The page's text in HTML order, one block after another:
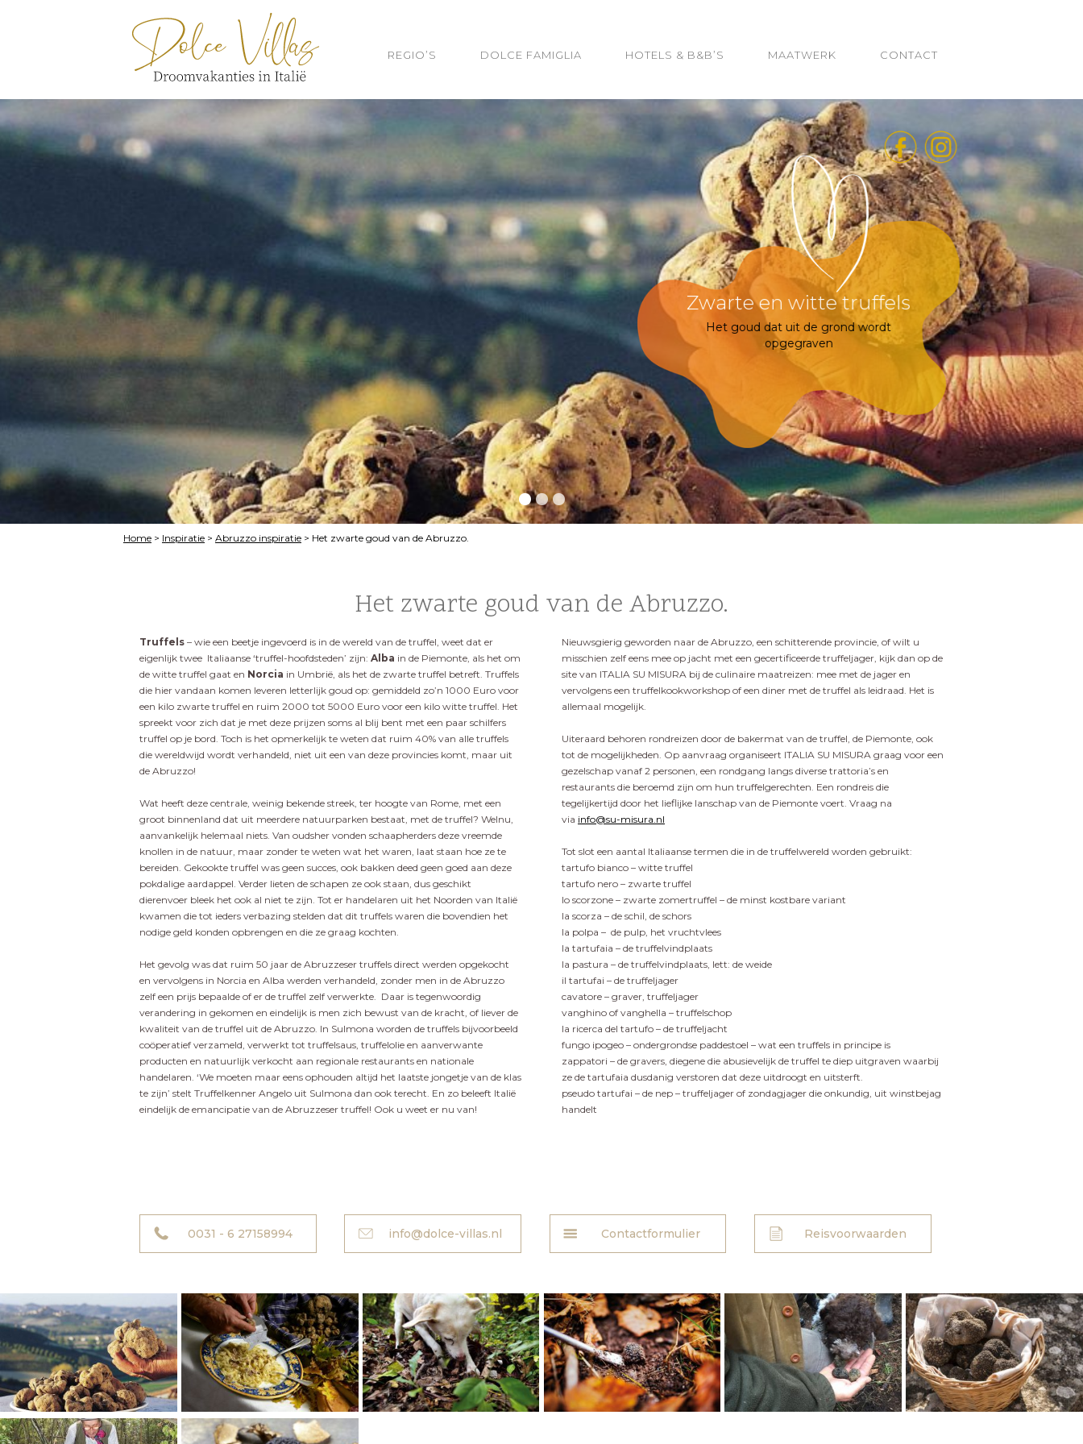
REGIO’S DOLCE FAMIGLIA HOTELS & B&B’S MAATWERK CONTACT
De truffelhond
de opvolger van het truffwlvarken
Home > Inspiratie > Abruzzo inspiratie > Het zwarte goud van de Abruzzo.
Het zwarte goud van de Abruzzo.
Truffels – wie een beetje ingevoerd is in de wereld van de truffel, weet dat er
eigenlijk twee Italiaanse ‘truffel-hoofdsteden’ zijn: Alba in de Piemonte, als het om
de witte truffel gaat en Norcia in Umbrië, als het de zwarte truffel betreft. Truffels
die hier vandaan komen leveren letterlijk goud op: gemiddeld zo’n 1000 Euro voor
een kilo zwarte truffel en ruim 2000 tot 5000 Euro voor een kilo witte truffel. Het
spreekt voor zich dat je met deze prijzen soms al blij bent met een paar schilfers
truffel op je bord. Toch is het opmerkelijk te weten dat ruim 40% van alle truffels
die wereldwijd wordt verhandeld, niet uit een van deze provincies komt, maar uit
de Abruzzo!
Wat heeft deze centrale, weinig bekende streek, ter hoogte van Rome, met een
groot binnenland dat uit meerdere natuurparken bestaat, met de truffel? Welnu,
aanvankelijk helemaal niets. Van oudsher vonden schaapherders deze vreemde
knollen in de natuur, maar zonder te weten wat het waren, laat staan hoe ze te
bereiden. Gekookte truffel was geen succes, ook bakken deed geen goed aan deze
pokdalige aardappel. Verder lieten de schapen ze ook staan, dus geschikt
dierenvoer bleek het ook al niet te zijn. Tot er handelaren uit het Noorden van Italië
kwamen die tot ieders verbazing stelden dat dit truffels waren die bovendien het
nodige geld konden opbrengen en die ze graag kochten.
Het gevolg was dat ruim 50 jaar de Abruzzeser truffels direct werden opgekocht
en vervolgens in Norcia en Alba werden verhandeld, zonder men in de Abruzzo
zelf een prijs bepaalde of er de truffel zelf verwerkte. Daar is tegenwoordig
verandering in gekomen en eindelijk is men zich bewust van de kracht, of liever de
kwaliteit van de truffel uit de Abruzzo. In Sulmona worden de truffels bijvoorbeeld
coöperatief verzameld, verwerkt tot truffelsaus, truffelolie en aanverwante
producten en natuurlijk verkocht aan regionale restaurants en nationale
handelaren. ‘We moeten maar eens ophouden altijd het laatste jongetje van de klas
te zijn’ stelt Truffelkenner Angelo uit Sulmona dan ook terecht. En zo beleeft Italië
eindelijk de emancipatie van de Abruzzeser truffel! Ook u weet er nu van!
Nieuwsgierig geworden naar de Abruzzo, een schitterende provincie, of wilt u
misschien zelf eens mee op jacht met een gecertificeerde truffeljager, kijk dan op de
site van ITALIA SU MISURA bij de culinaire maatreizen: mee met de jager en
vervolgens een truffelkookworkshop of een diner met de truffel als leidraad. Het is
allemaal mogelijk.
Uiteraard behoren rondreizen door de bakermat van de truffel, de Piemonte, ook
tot de mogelijkheden. Op aanvraag organiseert ITALIA SU MISURA graag voor een
gezelschap vanaf 2 personen, een rondgang langs diverse trattoria’s en
restaurants die beroemd zijn om hun truffelgerechten. Een rondreis die
tegelijkertijd door het lieflijke lanschap van de Piemonte voert. Vraag na
via info@su-misura.nl
Tot slot een aantal Italiaanse termen die in de truffelwereld worden gebruikt:
tartufo bianco – witte truffel
tartufo nero – zwarte truffel
lo scorzone – zwarte zomertruffel – de minst kostbare variant
la scorza – de schil, de schors
la polpa – de pulp, het vruchtvlees
la tartufaia – de truffelvindplaats
la pastura – de truffelvindplaats, lett: de weide
il tartufai – de truffeljager
cavatore – graver, truffeljager
vanghino of vanghella – truffelschop
la ricerca del tartufo – de truffeljacht
fungo ipogeo – ondergrondse paddestoel – wat een truffels in principe is
zappatori – de gravers, diegene die abusievelijk de truffel te diep uitgraven waarbij
ze de tartufaia dusdanig verstoren dat deze uitdroogt en uitsterft.
pseudo tartufai – de nep – truffeljager of zondagjager die onkundig, uit winstbejag
handelt
0031 - 6 27158994 info@dolce-villas.nl Contactformulier Reisvoorwaarden